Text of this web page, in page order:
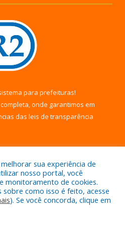
para prefeituras!
completa, onde garantimos em
das leis de transparência
a Câmara Municipal de Uruará.
Administrativa
sua experiência de
nosso portal, você
monitoramento de cookies.
como isso é feito, acesse
). Se você concorda, clique em